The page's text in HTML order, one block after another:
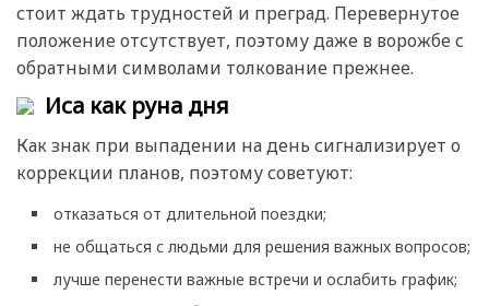
стоит ждать трудностей и преград. Перевернутое
положение отсутствует, поэтому даже в ворожбе с
обратными символами толкование прежнее.
Иса как руна дня
Как знак при выпадении на день сигнализирует о
коррекции планов, поэтому советуют:
отказаться от длительной поездки;
не общаться с людьми для решения важных вопросов;
лучше перенести важные встречи и ослабить график;